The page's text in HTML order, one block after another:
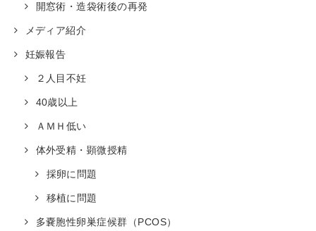
開窓術・造袋術後の再発
メディア紹介
妊娠報告
２人目不妊
40歳以上
ＡＭＨ低い
体外受精・顕微授精
採卵に問題
移植に問題
多嚢胞性卵巣症候群（PCOS）